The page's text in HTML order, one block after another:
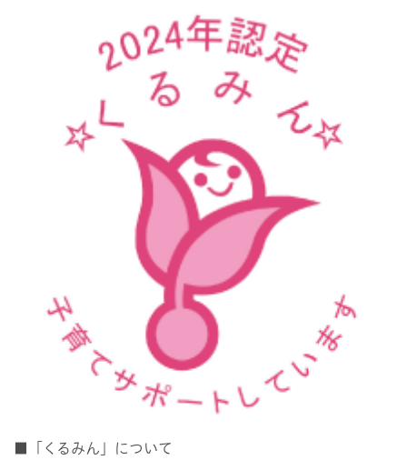
■「くるみん」について